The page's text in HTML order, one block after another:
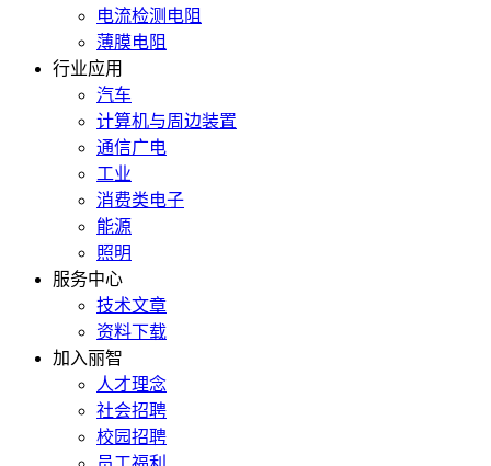
电流检测电阻
薄膜电阻
行业应用
汽车
计算机与周边装置
通信广电
工业
消费类电子
能源
照明
服务中心
技术文章
资料下载
加入丽智
人才理念
社会招聘
校园招聘